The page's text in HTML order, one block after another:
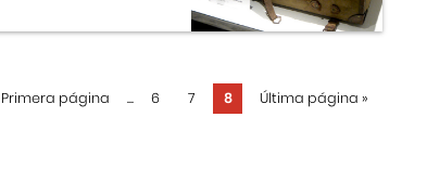
Primera página ... 6 7 8 Última página »